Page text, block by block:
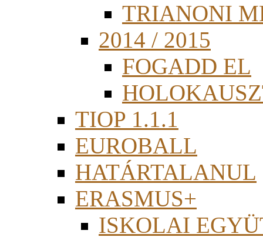
TRIANONI
2014 / 2015
FOGADD EL
TIOP 1.1.1
EUROBALL
HATÁRTALANUL
ERASMUS+
ISKOLAI